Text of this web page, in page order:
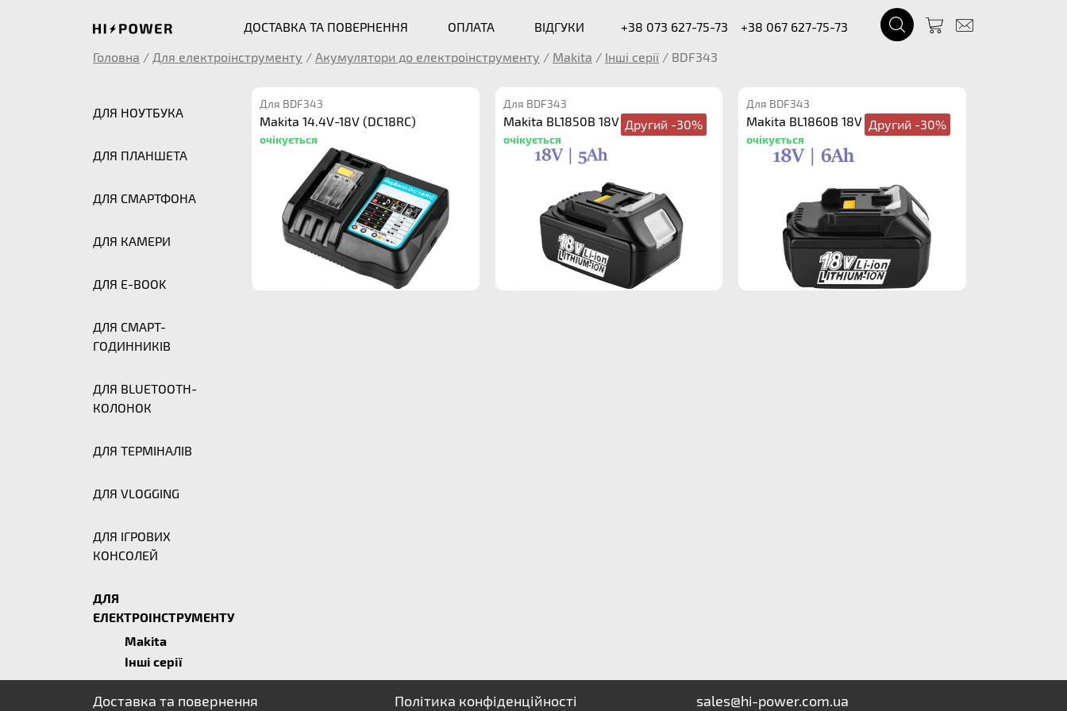
ДОСТАВКА ТА ПОВЕРНЕННЯ ОПЛАТА ВІДГУКИ +38 073 627-75-73
+38 067 627-75-73
Головна / Для електроінструменту / Акумулятори до електроінструменту / Makita / Інші серії / BDF343
ДЛЯ НОУТБУКА
ДЛЯ ПЛАНШЕТА
ДЛЯ СМАРТФОНА
ДЛЯ КАМЕРИ
ДЛЯ E-BOOK
ДЛЯ СМАРТ-
ГОДИННИКІВ
ДЛЯ BLUETOOTH-
КОЛОНОК
ДЛЯ ТЕРМІНАЛІВ
ДЛЯ VLOGGING
ДЛЯ ІГРОВИХ
КОНСОЛЕЙ
ДЛЯ
ЕЛЕКТРОІНСТРУМЕНТУ
Makita
Інші серії
Для BDF343
Makita 14.4V-18V (DC18RC)
очікується
Для BDF343
Makita BL1850B 18V 5.0Ah
очікується
Другий -30%
Для BDF343
Makita BL1860B 18V 6.0Ah
очікується
Другий -30%
Доставка та повернення Політика конфіденційності sales@hi-power.com.ua